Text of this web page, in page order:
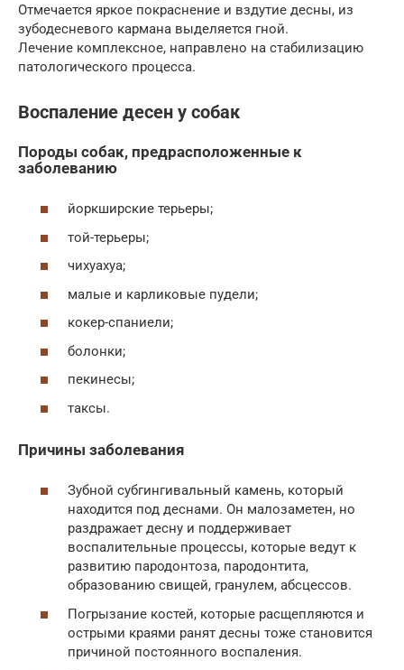
Отмечается яркое покраснение и вздутие десны, из
зубодесневого кармана выделяется гной.
Лечение комплексное, направлено на стабилизацию
патологического процесса.
Воспаление десен у собак
Породы собак, предрасположенные к
заболеванию
йоркширские терьеры;
той-терьеры;
чихуахуа;
малые и карликовые пудели;
кокер-спаниели;
болонки;
пекинесы;
таксы.
Причины заболевания
Зубной субгингивальный камень, который
находится под деснами. Он малозаметен, но
раздражает десну и поддерживает
воспалительные процессы, которые ведут к
развитию пародонтоза, пародонтита,
образованию свищей, гранулем, абсцессов.
Погрызание костей, которые расщепляются и
острыми краями ранят десны тоже становится
причиной постоянного воспаления.